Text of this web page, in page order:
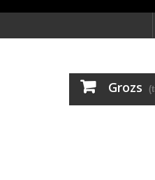
Grozs